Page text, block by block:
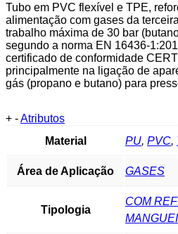
Tubo em PVC flexível e TPE,
alimentação com gases da
trabalho máxima de 30 bar
segundo a norma EN 16436-
certificado de conformidade
principalmente na ligação de
gás (propano e butano) para
+ -Atributos
Material
PU, PVC,
Área de Aplicação GASES
Tipologia
COM